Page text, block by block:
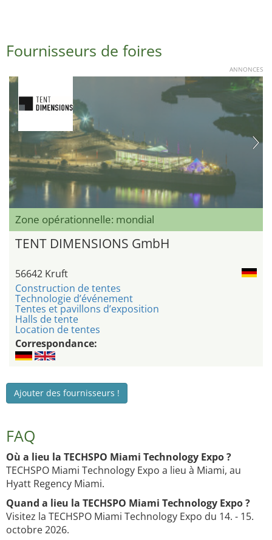
Fournisseurs de foires
ANNONCES
Zone opérationnelle: mondial
TENT DIMENSIONS GmbH
56642 Kruft
Construction de tentes
Technologie d’événement
Tentes et pavillons d’exposition
Halls de tente
Location de tentes
Correspondance:
Ajouter des fournisseurs !
FAQ
Où a lieu la TECHSPO Miami Technology Expo ?
TECHSPO Miami Technology Expo a lieu à Miami, au
Hyatt Regency Miami.
Quand a lieu la TECHSPO Miami Technology Expo ?
Visitez la TECHSPO Miami Technology Expo du 14. - 15.
octobre 2026.